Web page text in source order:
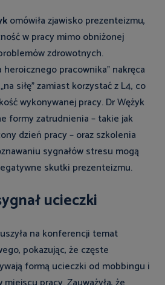
omówiła zjawisko prezenteizmu,
w pracy mimo obniżonej
zdrowotnych.
heroicznego pracownika” nakręca
siłę” zamiast korzystać z L4, co
wykonywanej pracy. Dr Wężyk
formy zatrudnienia – takie jak
dzień pracy – oraz szkolenia
sygnałów stresu mogą
skutki prezenteizmu.
ucieczki
na konferencji temat
pokazując, że częste
formą ucieczki od mobbingu i